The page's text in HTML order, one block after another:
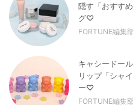
隠す「おすす
グ♡
FORTUNE編集部
キャシードー
リップ「シャ
ー♡
FORTUNE編集部